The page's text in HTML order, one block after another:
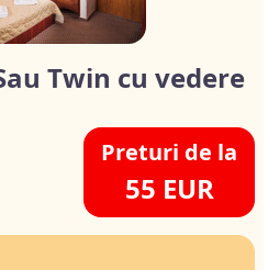
Twin cu vedere
Preturi de la
55 EUR